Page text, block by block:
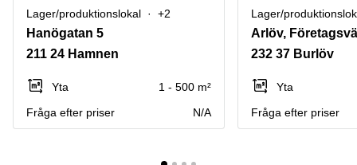
Verkstad
Mötesrum
kontor
Skåne
Vasastan
Kontorshotell
Malmö
Coworking
Malmö
Lager/produktionslokal +2
Hanögatan 5
211 24 Hamnen
Yta
1 - 500 m²
Fråga efter priser
N/A
Lager/
Arlöv,
232 37 Burlöv
Yta
Fråga efter priser